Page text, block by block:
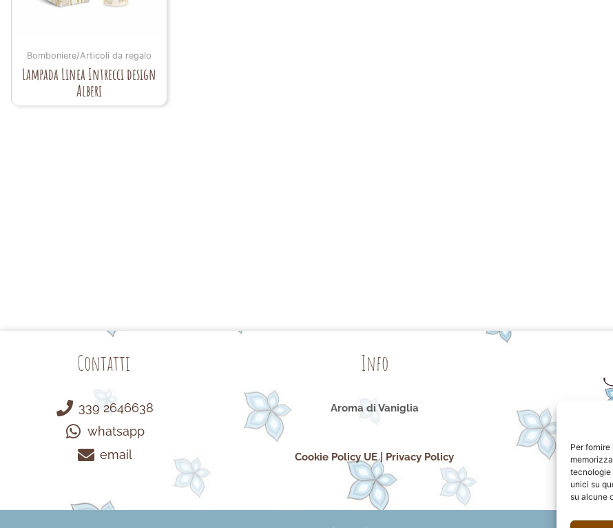
Per
tecnologie
unici su
su alcune
Bomboniere/Articoli da regalo
Lampada Linea Intrecci design
Alberi
Contatti
339 2646638
whatsapp
email
Info
Aroma di Vaniglia
Cookie Policy UE| Privacy Policy